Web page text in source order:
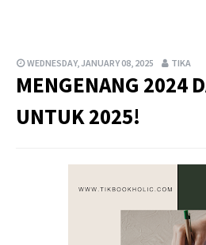
WEDNESDAY, JANUARY 08, 2025 TIKA
MENGENANG 2024
UNTUK 2025!